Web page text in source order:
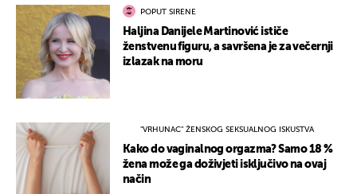
POPUT SIRENE
Haljina Danijele Martinović ističe
ženstvenu figuru, a savršena je za večernji
izlazak na moru
"VRHUNAC" ŽENSKOG SEKSUALNOG ISKUSTVA
Kako do vaginalnog orgazma? Samo 18 %
žena može ga doživjeti isključivo na ovaj
način